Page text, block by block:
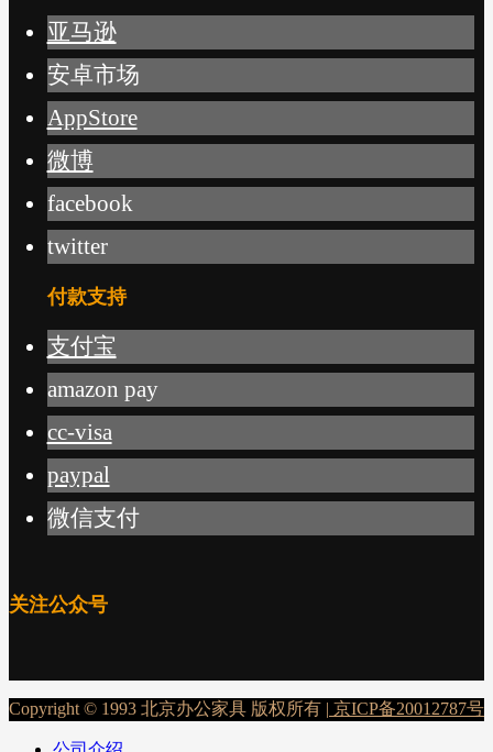
亚马逊
安卓市场
AppStore
微博
facebook
twitter
付款支持
支付宝
amazon pay
cc-visa
paypal
微信支付
关注公众号
Copyright © 1993 北京办公家具 版权所有 | 京ICP备20012787号